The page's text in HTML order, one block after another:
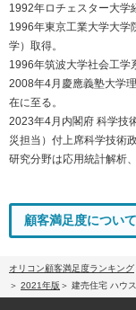
1992年ロチェスター大学
1996年東京工業大学大学
学）取得。
1996年筑波大学社会工学
2008年4月慶應義塾大学
在に至る。
2023年4月内閣府 科学技
災担当）付上席科学技術
研究分野は応用統計解析
顧客満足度について
オリコン顧客満足度ランキング
2021年版
建売住宅 ハウ